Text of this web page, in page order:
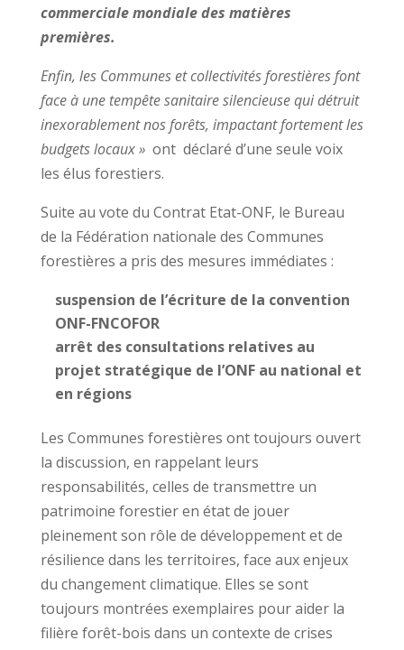
commerciale mondiale des matières
premières.
Enfin, les Communes et collectivités forestières font
face à une tempête sanitaire silencieuse qui détruit
inexorablement nos forêts, impactant fortement les
budgets locaux » ont déclaré d’une seule voix
les élus forestiers.
Suite au vote du Contrat Etat-ONF, le Bureau
de la Fédération nationale des Communes
forestières a pris des mesures immédiates :
suspension de l’écriture de la convention
ONF-FNCOFOR
arrêt des consultations relatives au
projet stratégique de l’ONF au national et
en régions
Les Communes forestières ont toujours ouvert
la discussion, en rappelant leurs
responsabilités, celles de transmettre un
patrimoine forestier en état de jouer
pleinement son rôle de développement et de
résilience dans les territoires, face aux enjeux
du changement climatique. Elles se sont
toujours montrées exemplaires pour aider la
filière forêt-bois dans un contexte de crises